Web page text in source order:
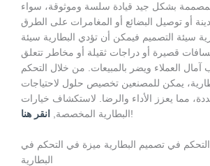
بشكل جيد قيادة سلسة وموثوقة، سواء
أو توصيل البضائع أو المغامرات على الطرق
سيئة التصميم فيمكن أن تؤدي البطارية سيئة
قصيرة أو دراجات ثقيلة أو مخاطر تتعلق
آمال العملاء ويضر بالمبيعات. من خلال التحكم
يمكن للمصنعين تخصيص حلول لاحتياجات
مما يعزز الأداء والرضا. لاستكشاف خيارات
البطارية المخصصة,
انقر هنا !
التحكم في تصميم البطارية ميزة في التحكم في
البطارية